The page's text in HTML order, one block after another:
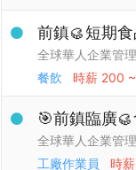
前鎮🥮短期
全球華人企業管
餐飲
時薪 200
🎯前鎮臨廣
全球華人企業管
工廠作業員
時薪